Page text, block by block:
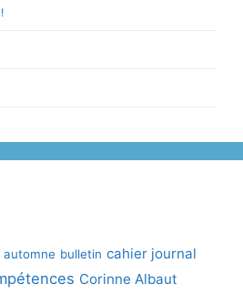
automne bulletin cahier journal
Corinne Albaut